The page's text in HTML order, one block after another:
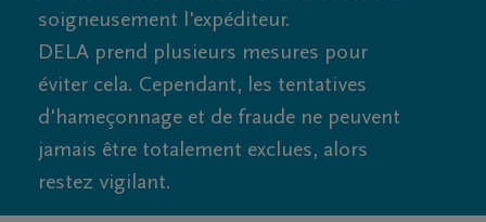
soigneusement l'expéditeur.
DELA prend plusieurs mesures pour
éviter cela. Cependant, les tentatives
d'hameçonnage et de fraude ne peuvent
jamais être totalement exclues, alors
restez vigilant.